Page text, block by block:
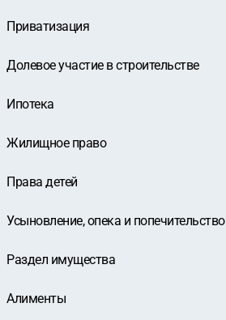
Приватизация
Долевое участие в строительстве
Ипотека
Жилищное право
Права детей
Усыновление, опека и попечительство
Раздел имущества
Алименты